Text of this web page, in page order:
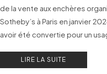
de la vente aux enchères
Sotheby’s à Paris en janvier
avoir été convertie pour un
LIRE LA SUITE